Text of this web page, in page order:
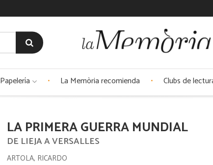
Papelería La Memòria recomienda Clubs de
LA PRIMERA GUERRA MUNDIAL
DE LIEJA A VERSALLES
ARTOLA, RICARDO